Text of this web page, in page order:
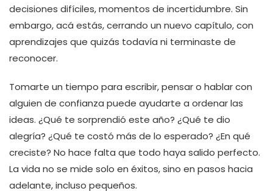
decisiones difíciles, momentos de incertidumbre. Sin
embargo, acá estás, cerrando un nuevo capítulo, con
aprendizajes que quizás todavía ni terminaste de
reconocer.
Tomarte un tiempo para escribir, pensar o hablar con
alguien de confianza puede ayudarte a ordenar las
ideas. ¿Qué te sorprendió este año? ¿Qué te dio
alegría? ¿Qué te costó más de lo esperado? ¿En qué
creciste? No hace falta que todo haya salido perfecto.
La vida no se mide solo en éxitos, sino en pasos hacia
adelante, incluso pequeños.